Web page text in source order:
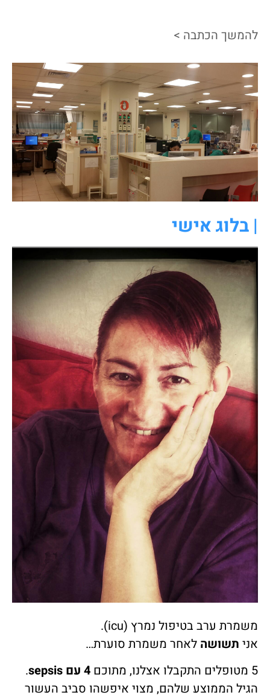
להמשך הכתבה >
| בלוג אישי
משמרת ערב בטיפול נמרץ (icu).
אני תשושה לאחר משמרת סוערת…
5 מטופלים התקבלו אצלנו, מתוכם
4 עם sepsis
.
הגיל הממוצע שלהם, מצוי איפשהו סביב העשור